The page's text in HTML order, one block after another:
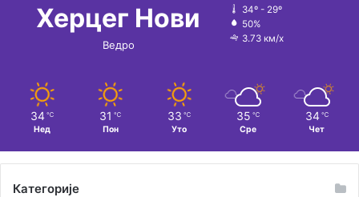
Херцег Нови
Ведро
34º - 29º
50%
3.73 км/х
34 ℃
Нед
31 ℃
Пон
33 ℃
Уто
35 ℃
Сре
34 ℃
Чет
Категорије